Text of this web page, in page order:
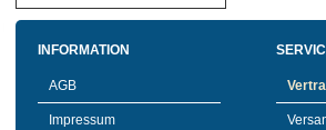
INFORMATION
AGB
Impressum